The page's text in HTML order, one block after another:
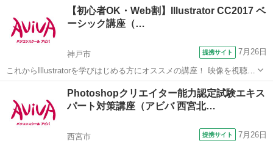
検定 文書作成3級」の取得に向けた学習を行います。
ワード
【初心者OK・Web割】Illustrator CC2017 ベ
ーシック講座（…
神戸市 提携サイト 7月26日
これからIllustratorを学びはじめる方にオススメの講座！ 映像を視聴し
ながら操作を行い、操作の基本からIllustratorの醍醐味である図形やイ
ラストの描画、レイアウトの際に必用なスキルを学習していきます。
実際...
Photoshopクリエイター能力認定試験エキス
パート対策講座（アビバ 西宮北…
西宮市 提携サイト 7月26日